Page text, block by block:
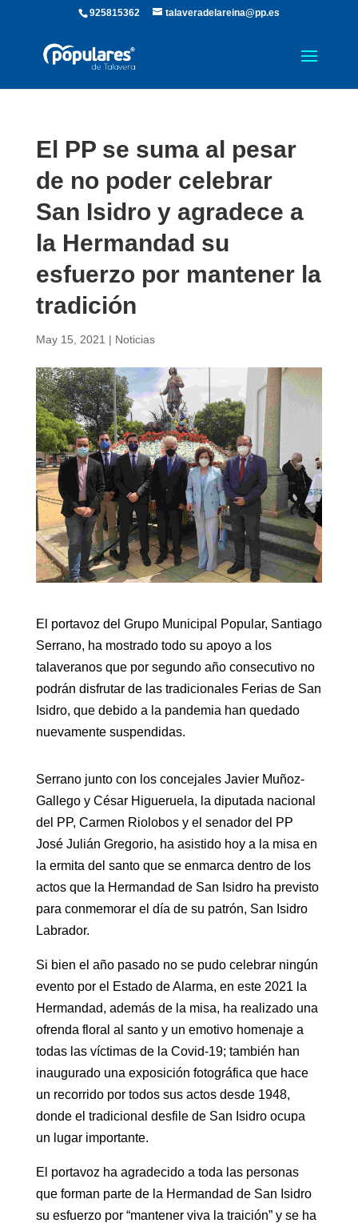
925815362 talaveradelareina@pp.es
El PP se suma al pesar
de no poder celebrar
San Isidro y agradece a
la Hermandad su
esfuerzo por mantener la
tradición
May 15, 2021 | Noticias
El portavoz del Grupo Municipal Popular, Santiago
Serrano, ha mostrado todo su apoyo a los
talaveranos que por segundo año consecutivo no
podrán disfrutar de las tradicionales Ferias de San
Isidro, que debido a la pandemia han quedado
nuevamente suspendidas.
Serrano junto con los concejales Javier Muñoz-
Gallego y César Higueruela, la diputada nacional
del PP, Carmen Riolobos y el senador del PP
José Julián Gregorio, ha asistido hoy a la misa en
la ermita del santo que se enmarca dentro de los
actos que la Hermandad de San Isidro ha previsto
para conmemorar el día de su patrón, San Isidro
Labrador.
Si bien el año pasado no se pudo celebrar ningún
evento por el Estado de Alarma, en este 2021 la
Hermandad, además de la misa, ha realizado una
ofrenda floral al santo y un emotivo homenaje a
todas las víctimas de la Covid-19; también han
inaugurado una exposición fotográfica que hace
un recorrido por todos sus actos desde 1948,
donde el tradicional desfile de San Isidro ocupa
un lugar importante.
El portavoz ha agradecido a toda las personas
que forman parte de la Hermandad de San Isidro
su esfuerzo por “mantener viva la traición” y se ha